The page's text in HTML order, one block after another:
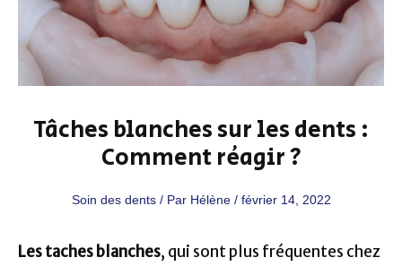
Tâches blanches sur les dents :
Comment réagir ?
Soin des dents/ Par Hélène / février 14, 2022
Les taches blanches, qui sont plus fréquentes chez